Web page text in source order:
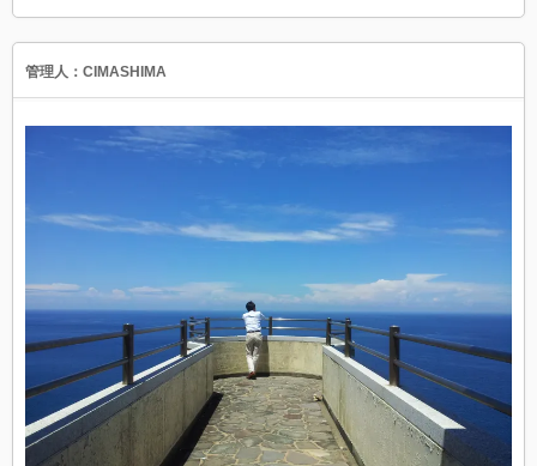
管理人：CIMASHIMA